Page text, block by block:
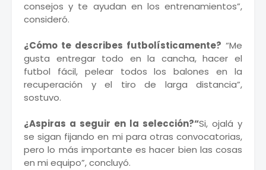
consejos y te ayudan en los entrenamientos”,
consideró.
¿Cómo te describes futbolísticamente? “Me
gusta entregar todo en la cancha, hacer el
futbol fácil, pelear todos los balones en la
recuperación y el tiro de larga distancia”,
sostuvo.
¿Aspiras a seguir en la selección?“Si, ojalá y
se sigan fijando en mi para otras convocatorias,
pero lo más importante es hacer bien las cosas
en mi equipo”, concluyó.